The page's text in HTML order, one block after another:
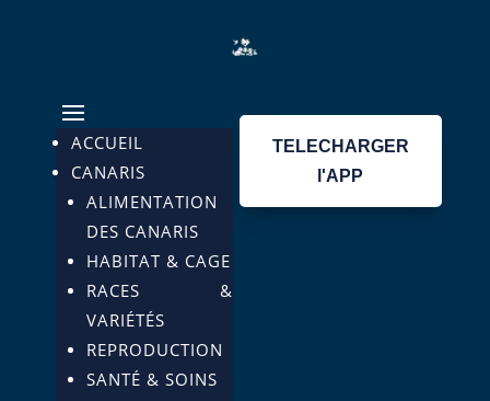
ACCUEIL
CANARIS
ALIMENTATION
DES CANARIS
HABITAT & CAGE
RACES &
VARIÉTÉS
REPRODUCTION
SANTÉ & SOINS
TELECHARGER
l'APP